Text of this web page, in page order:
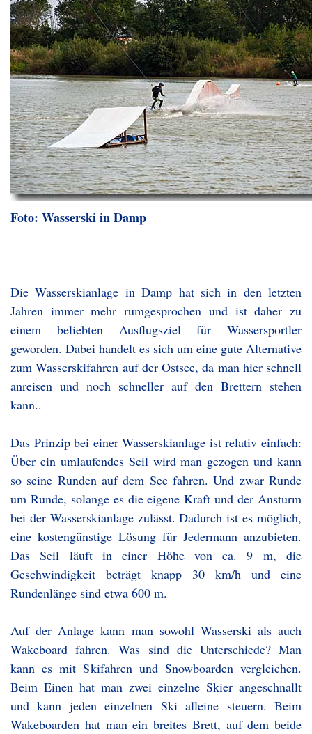
Foto: Wasserski in Damp
Die Wasserskianlage in Damp hat sich in den letzten
Jahren immer mehr rumgesprochen und ist daher zu
einem beliebten Ausflugsziel für Wassersportler
geworden. Dabei handelt es sich um eine gute Alternative
zum Wasserskifahren auf der Ostsee, da man hier schnell
anreisen und noch schneller auf den Brettern stehen
kann..
Das Prinzip bei einer Wasserskianlage ist relativ einfach:
Über ein umlaufendes Seil wird man gezogen und kann
so seine Runden auf dem See fahren. Und zwar Runde
um Runde, solange es die eigene Kraft und der Ansturm
bei der Wasserskianlage zulässt. Dadurch ist es möglich,
eine kostengünstige Lösung für Jedermann anzubieten.
Das Seil läuft in einer Höhe von ca. 9 m, die
Geschwindigkeit beträgt knapp 30 km/h und eine
Rundenlänge sind etwa 600 m.
Auf der Anlage kann man sowohl Wasserski als auch
Wakeboard fahren. Was sind die Unterschiede? Man
kann es mit Skifahren und Snowboarden vergleichen.
Beim Einen hat man zwei einzelne Skier angeschnallt
und kann jeden einzelnen Ski alleine steuern. Beim
Wakeboarden hat man ein breites Brett, auf dem beide